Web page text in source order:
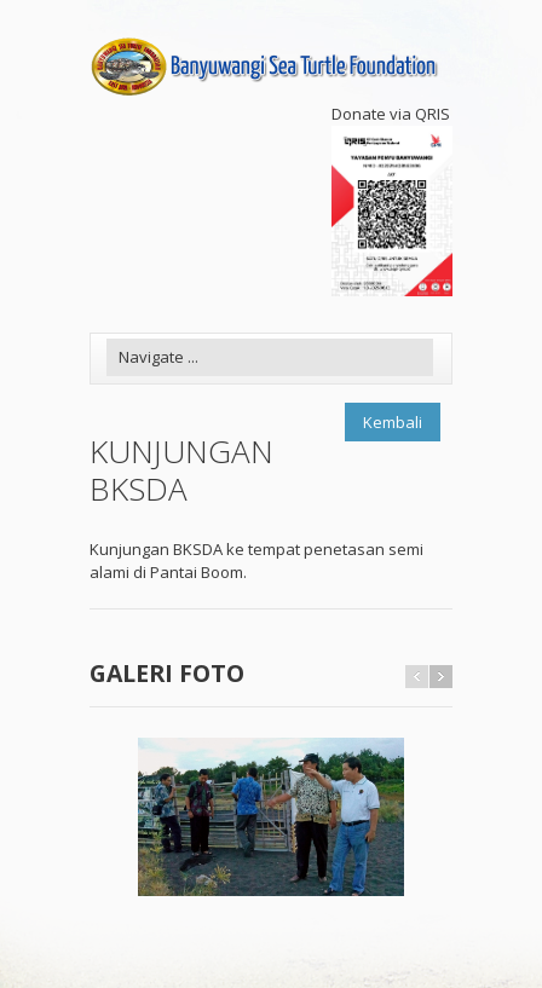
Donate via QRIS
Kembali
KUNJUNGAN
BKSDA
Kunjungan BKSDA ke tempat penetasan semi
alami di Pantai Boom.
GALERI FOTO